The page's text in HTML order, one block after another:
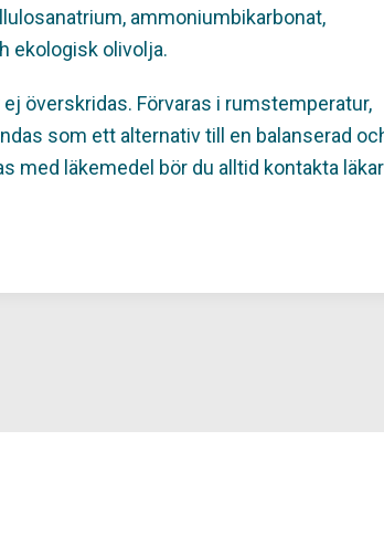
ammoniumbikarbonat,
ekologisk olivolja.
överskridas. Förvaras i rumstemperatur,
som ett alternativ till en balanserad
med läkemedel bör du alltid kontakta